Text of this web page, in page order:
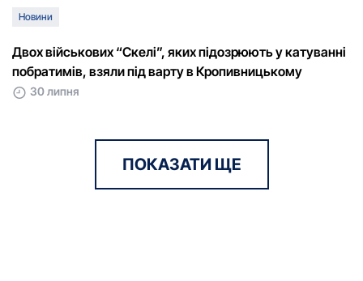
Новини
Двох військових “Скелі”, яких підозрюють у катуванні
побратимів, взяли під варту в Кропивницькому
30 липня
ПОКАЗАТИ ЩЕ